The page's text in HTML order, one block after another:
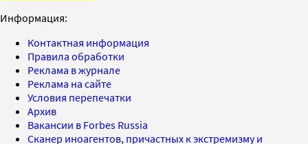
Информация:
Контактная информация
Правила обработки
Реклама в журнале
Реклама на сайте
Условия перепечатки
Архив
Вакансии в Forbes Russia
Сканер иноагентов, причастных к экстремизму и